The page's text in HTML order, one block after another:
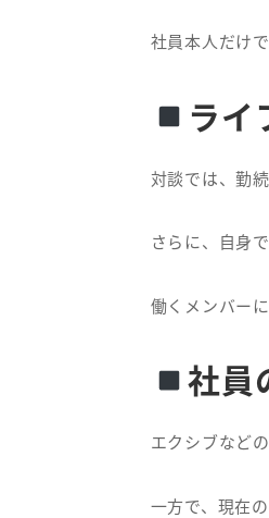
社員本人だけ
ラ
対談では、勤
さらに、自身
働くメンバー
社員
エクシブなど
一方で、現在